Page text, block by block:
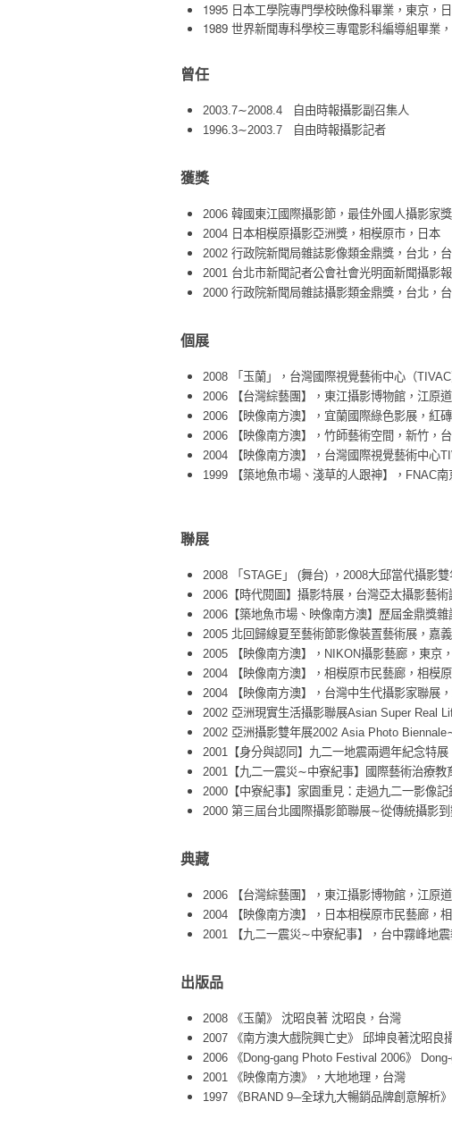
1995 日本工學院專門學校映像科畢業，東京，
1989 世界新聞專科學校三專電影科編導組畢業
曾任
2003.7∼2008.4 自由時報攝影副召集人
1996.3∼2003.7 自由時報攝影記者
獲獎
2006 韓國東江國際攝影節，最佳外國人攝影家
2004 日本相模原攝影亞洲獎，相模原市，日本
2002 行政院新聞局雜誌影像類金鼎獎，台北，
2001 台北市新聞記者公會社會光明面新聞攝影
2000 行政院新聞局雜誌攝影類金鼎獎，台北，
個展
2008 「玉蘭」，台灣國際視覺藝術中心（
2006 【台灣綜藝團】，東江攝影博物館，江原
2006 【映像南方澳】，宜蘭國際綠色影展，紅
2006 【映像南方澳】，竹師藝術空間，新竹，
2004 【映像南方澳】，台灣國際視覺藝術中心
1999 【築地魚市場、淺草的人跟神】，FNAC
聯展
2008 「STAGE」 (舞台) ，2008大邱當代攝影
2006【時代閱圖】攝影特展，台灣亞太攝影藝
2006【築地魚市場、映像南方澳】歷屆金鼎獎
2005 北回歸線夏至藝術節影像裝置藝術展，嘉
2005 【映像南方澳】，NIKON攝影藝廊，東京
2004 【映像南方澳】，相模原市民藝廊，相模
2004 【映像南方澳】，台灣中生代攝影家聯展
2002 亞洲現實生活攝影聯展Asian Super Real
2002 亞洲攝影雙年展2002 Asia Photo
2001【身分與認同】九二一地震兩週年紀念特
2001【九二一震災∼中寮紀事】國際藝術治療
2000【中寮紀事】家園重見：走過九二一影像
2000 第三屆台北國際攝影節聯展∼從傳統攝影
典藏
2006 【台灣綜藝團】，東江攝影博物館，江原
2004 【映像南方澳】，日本相模原市民藝廊，
2001 【九二一震災∼中寮紀事】，台中霧峰地
出版品
2008 《玉蘭》 沈昭良著 沈昭良，台灣
2007 《南方澳大戲院興亡史》 邱坤良著沈昭良
2006 《Dong-gang Photo Festival 2006》
2001 《映像南方澳》，大地地理，台灣
1997 《BRAND 9─全球九大暢銷品牌創意解析